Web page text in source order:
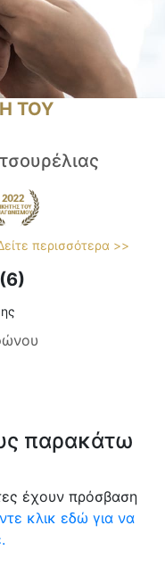
ΤΟΥ
περισσότερα >>
(6)
παρακάτω
έχουν πρόσβαση
κλικ εδώ για να